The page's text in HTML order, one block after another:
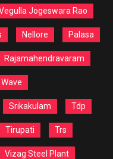
Jogeswara Rao
Nellore Palasa
Rajamahendravaram
Srikakulam Tdp
Tirupati Trs
Vizag Steel Plant